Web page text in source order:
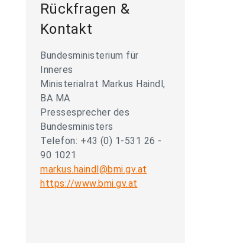
Rückfragen &
Kontakt
Bundesministerium für
Inneres
Ministerialrat Markus Haindl,
BA MA
Pressesprecher des
Bundesministers
Telefon: +43 (0) 1-531 26 -
90 1021
markus.haindl@bmi.gv.at
https://www.bmi.gv.at